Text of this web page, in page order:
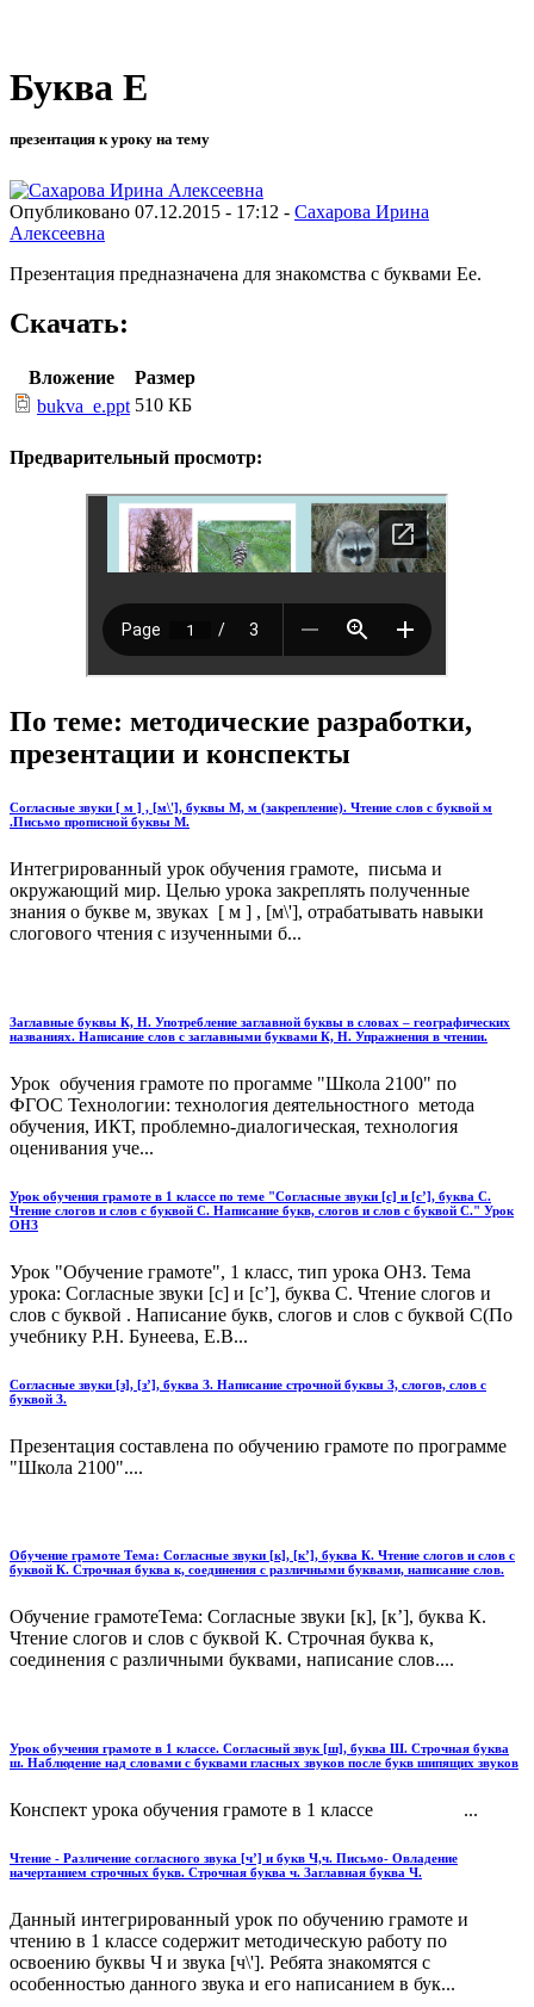
Буква Е
презентация к уроку на тему
Опубликовано 07.12.2015 - 17:12 - Сахарова Ирина
Алексеевна
Презентация предназначена для знакомства с буквами Ее.
Скачать:
Вложение
Размер
bukva_e.ppt 510 КБ
Предварительный просмотр:
По теме: методические разработки,
презентации и конспекты
Согласные звуки [ м ] , [м\'], буквы М, м (закрепление). Чтение слов с буквой м
.Письмо прописной буквы М.
Интегрированный урок обучения грамоте, письма и
окружающий мир. Целью урока закреплять полученные
знания о букве м, звуках [ м ] , [м\'], отрабатывать навыки
слогового чтения с изученными б...
Заглавные буквы К, Н. Употребление заглавной буквы в словах – географических
названиях. Написание слов с заглавными буквами К, Н. Упражнения в чтении.
Урок обучения грамоте по прогамме "Школа 2100" по
ФГОС Технологии: технология деятельностного метода
обучения, ИКТ, проблемно-диалогическая, технология
оценивания уче...
Урок обучения грамоте в 1 классе по теме "Согласные звуки [с] и [с’], буква С.
Чтение слогов и слов с буквой С. Написание букв, слогов и слов с буквой С." Урок
ОНЗ
Урок "Обучение грамоте", 1 класс, тип урока ОНЗ. Тема
урока: Согласные звуки [с] и [с’], буква С. Чтение слогов и
слов с буквой . Написание букв, слогов и слов с буквой С(По
учебнику Р.Н. Бунеева, Е.В...
Согласные звуки [з], [з’], буква З. Написание строчной буквы З, слогов, слов с
буквой З.
Презентация составлена по обучению грамоте по программе
"Школа 2100"....
Обучение грамоте Тема: Согласные звуки [к], [к’], буква К. Чтение слогов и слов с
буквой К. Строчная буква к, соединения с различными буквами, написание слов.
Обучение грамотеТема: Согласные звуки [к], [к’], буква К.
Чтение слогов и слов с буквой К. Строчная буква к,
соединения с различными буквами, написание слов....
Урок обучения грамоте в 1 классе. Согласный звук [ш], буква Ш. Строчная буква
ш. Наблюдение над словами с буквами гласных звуков после букв шипящих звуков
Конспект урока обучения грамоте в 1 классе ...
Чтение - Различение согласного звука [ч’] и букв Ч,ч. Письмо- Овладение
начертанием строчных букв. Строчная буква ч. Заглавная буква Ч.
Данный интегрированный урок по обучению грамоте и
чтению в 1 классе содержит методическую работу по
освоению буквы Ч и звука [ч\']. Ребята знакомятся с
особенностью данного звука и его написанием в бук...